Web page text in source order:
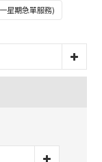
星期急單服務)